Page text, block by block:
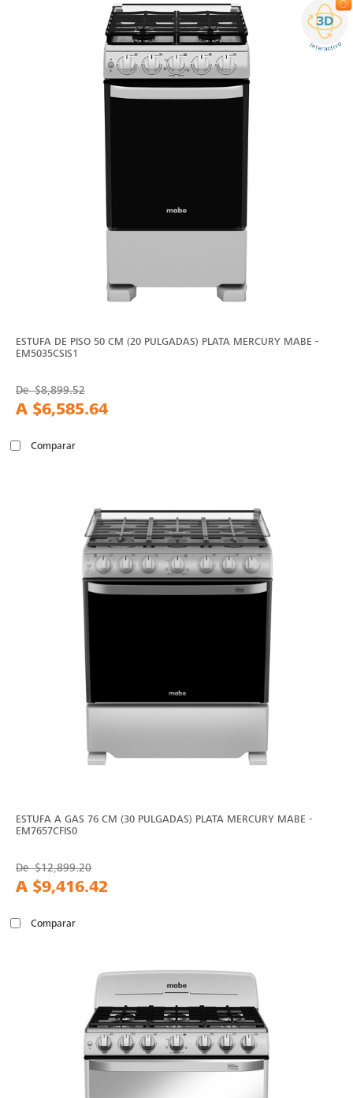
ESTUFA DE PISO 50 CM (20 PULGADAS) PLATA MERCURY MABE -
EM5035CSIS1
De$8,899.52
A $6,585.64
Comparar
ESTUFA A GAS 76 CM (30 PULGADAS) PLATA MERCURY MABE -
EM7657CFIS0
De$12,899.20
A $9,416.42
Comparar